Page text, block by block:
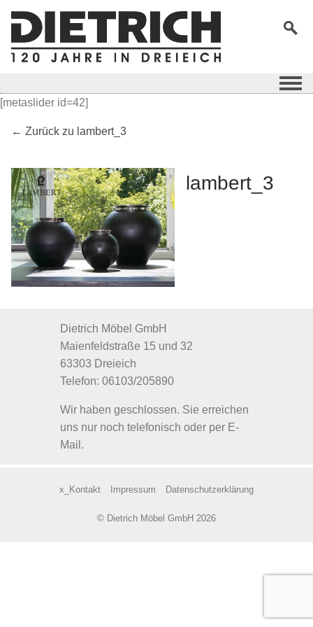
[metaslider id=42]
← Zurück zu lambert_3
lambert_3
Dietrich Möbel GmbH
Maienfeldstraße 15 und 32
63303 Dreieich
Telefon: 06103/205890
Wir haben geschlossen. Sie erreichen
uns nur noch telefonisch oder per E-
Mail.
x_Kontakt Impressum Datenschutzerklärung
© Dietrich Möbel GmbH 2026